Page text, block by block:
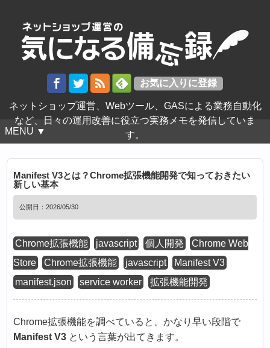
ネットショップ運営、Webツール、GASによる業務自動化
など、日々の運用改善に役立つ実務メモを発信していま
す。
MENU ▼
Manifest V3とは？Chrome拡張機能開発で知っておきたい
新しい基本
公開日：2026/05/30
Chrome拡張機能 javascript 個人開発
Chrome Web
Store
Chrome拡張機能 javascript
Manifest V3
manifest.json
service worker 拡張機能開発
Chrome拡張機能を調べていると、かなり早い段階で
Manifest V3 という言葉が出てきます。